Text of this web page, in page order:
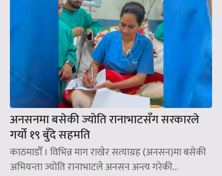
अनसनमा बसेकी ज्योति रानाभाटसँग सरकारले
गर्यो १९ बुँदे सहमति
काठमाडौँ । विभिन्न माग राखेर सत्याग्रह (अनसन)मा बसेकी
अभियन्ता ज्योति रानाभाटले अनसन अन्त्य गरेकी...